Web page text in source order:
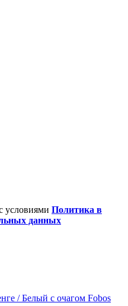
условиями Политика в
данных